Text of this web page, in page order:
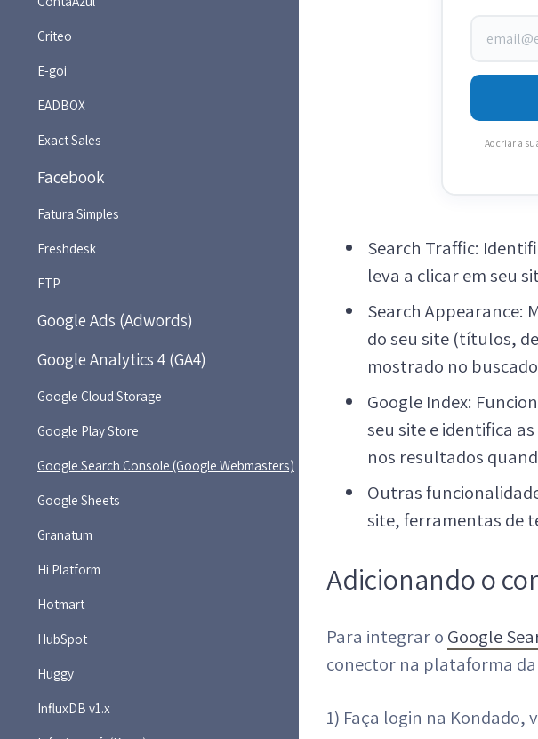
Criteo
E-goi
EADBOX
Exact Sales
Facebook
Fatura Simples
Freshdesk
FTP
Google Ads (Adwords)
Google Analytics 4 (GA4)
Google Cloud Storage
Google Play Store
Google Search Console (Google Webmasters)
Google Sheets
Granatum
Hi Platform
Hotmart
HubSpot
Huggy
InfluxDB v1.x
Ao criar a
Search Traffic:
leva a clicar em seu
Search Appearance:
do seu site (títulos,
mostrado no
Google Index:
seu site e identifica
nos resultados
Outras
site, ferramentas de
Adicionando o
Para integrar o Google
conector na plataforma da
1) Faça login na Kondado,